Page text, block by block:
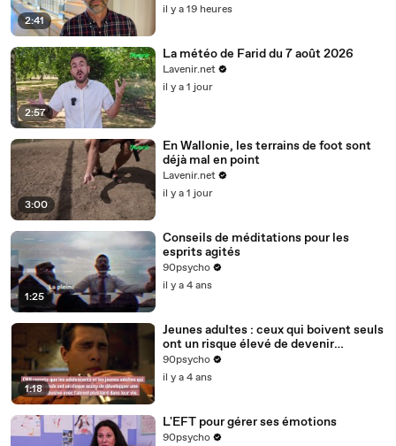
2:41
il y a 19 heures
2:57
La météo de Farid du 7 août 2026
Lavenir.net
il y a 1 jour
3:00
En Wallonie, les terrains de foot sont
déjà mal en point
Lavenir.net
il y a 1 jour
1:25
Conseils de méditations pour les
esprits agités
90psycho
il y a 4 ans
1:18
Jeunes adultes : ceux qui boivent seuls
ont un risque élevé de devenir
alcooliques
90psycho
il y a 4 ans
L'EFT pour gérer ses émotions
90psycho